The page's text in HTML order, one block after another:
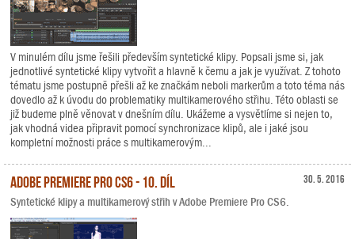
V minulém dílu jsme řešili především syntetické klipy. Popsali jsme si, jak
jednotlivé syntetické klipy vytvořit a hlavně k čemu a jak je využívat. Z tohoto
tématu jsme postupně přešli až ke značkám neboli markerům a toto téma nás
dovedlo až k úvodu do problematiky multikamerového střihu. Této oblasti se
již budeme plně věnovat v dnešním dílu. Ukážeme a vysvětlíme si nejen to,
jak vhodná videa připravit pomocí synchronizace klipů, ale i jaké jsou
kompletní možnosti práce s multikamerovým...
30. 5. 2016
Adobe Premiere Pro CS6 - 10. díl
Syntetické klipy a multikamerový střih v Adobe Premiere Pro CS6.